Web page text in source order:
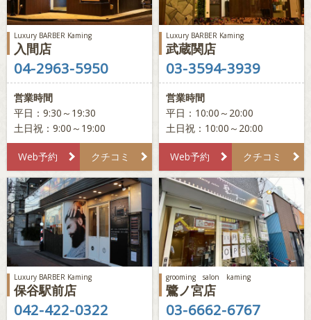
Luxury BARBER Kaming
入間店
04-2963-5950
営業時間
平日：9:30～19:30
土日祝：9:00～19:00
Web予約 クチコミ
Luxury BARBER Kaming
武蔵関店
03-3594-3939
営業時間
平日：10:00～20:00
土日祝：10:00～20:00
Web予約 クチコミ
Luxury BARBER Kaming
保谷駅前店
042-422-0322
grooming salon kaming
鷺ノ宮店
03-6662-6767